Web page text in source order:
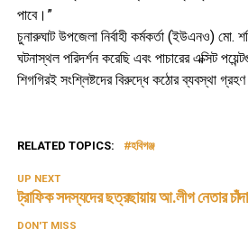
পাবে।”
চুনারুঘাট উপজেলা নির্বাহী কর্মকর্তা (ইউএনও)
ঘটনাস্থল পরিদর্শন করেছি এবং পাচারের এক্সিট
শিগগিরই সংশ্লিষ্টদের বিরুদ্ধে কঠোর ব্যবস্থা
RELATED TOPICS: হবিগঞ্জ
UP NEXT
ট্রাফিক সদস্যদের ছত্রছায়ায় আ.লীগ নেতার
DON'T MISS